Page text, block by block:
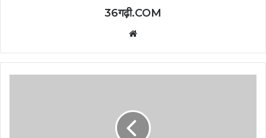
36गढ़ी.COM